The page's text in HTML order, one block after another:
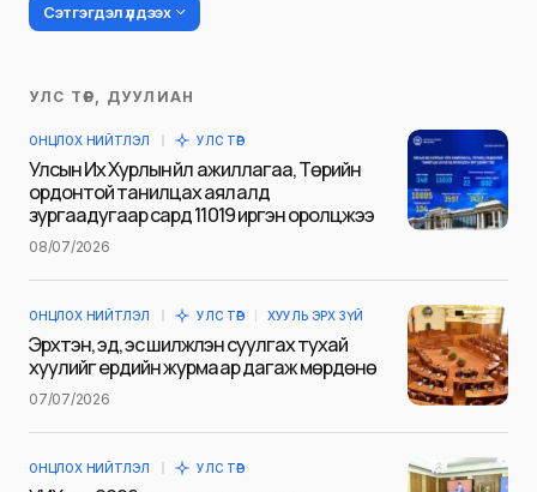
Сэтгэгдэл үлдээх
Таны имэйл хаягийг нийтлэхгүй.
тэмдэглэсэн
Сэтгэгдэл*
Name
УЛС ТӨР, ДУУЛИАН
ОНЦЛОХ НИЙТЛЭЛ УЛС ТӨР
Улсын Их Хурлын үйл ажиллагаа, Төрийн
ордонтой танилцах аялалд
зургаадугаар сард 11019 иргэн оролцжээ
08/07/2026
ОНЦЛОХ НИЙТЛЭЛ УЛС ТӨР ХУУЛЬ ЭРХ ЗҮЙ
Эрхтэн, эд, эс шилжүүлэн суулгах тухай
хуулийг ердийн журмаар дагаж мөрдөнө
07/07/2026
ОНЦЛОХ НИЙТЛЭЛ УЛС ТӨР